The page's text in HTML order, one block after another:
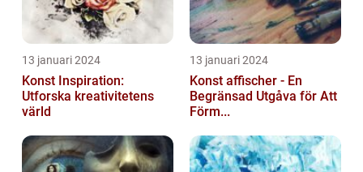
13 januari 2024
Konst Inspiration:
Utforska kreativitetens
värld
13 januari 2024
Konst affischer - En
Begränsad Utgåva för Att
Förm...